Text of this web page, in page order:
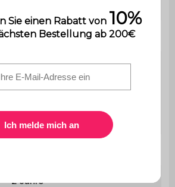
12,2 kg
Das Produkt wird als Bausatz
geliefert und wird von Ihnen
selbst zusammengebaut. Eine
2 Jahre